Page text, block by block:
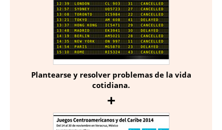
Plantearse y resolver problemas de la vida
cotidiana.